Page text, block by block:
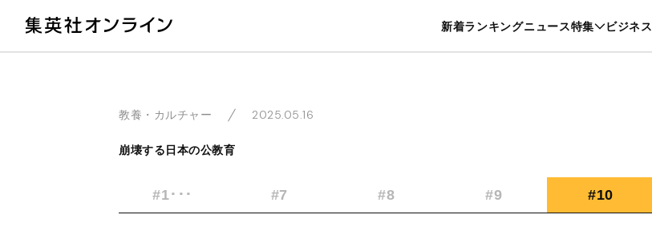
新着ランキングニュース特集 ビジネス
暮らし スポーツ ヘルスケア 美容
教養・カルチャー 2025.05.16
崩壊する日本の公教育
#1･･･ #7 #8 #9 #10